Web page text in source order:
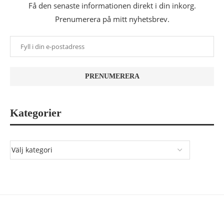
Få den senaste informationen direkt i din inkorg.
Prenumerera på mitt nyhetsbrev.
Kategorier